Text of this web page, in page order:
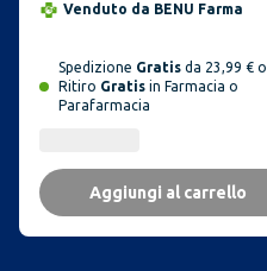
Venduto da BENU Farma
Spedizione Gratis da 23,99 € o
Ritiro Gratis in Farmacia o
Parafarmacia
Aggiungi al carrello